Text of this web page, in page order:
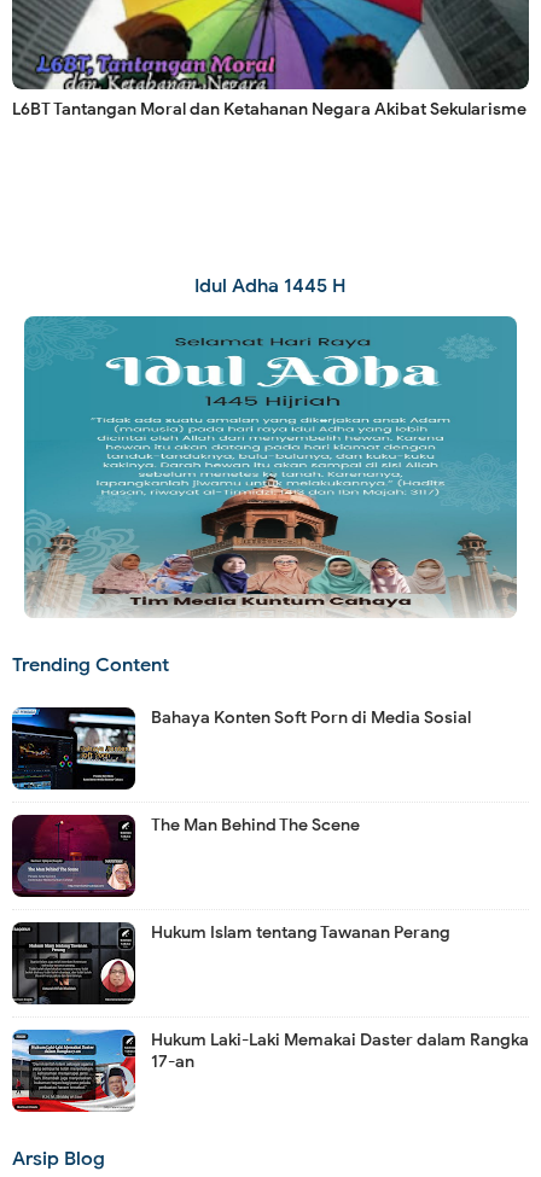
L6BT Tantangan Moral dan Ketahanan Negara Akibat Sekularisme
Idul Adha 1445 H
Trending Content
Bahaya Konten Soft Porn di Media Sosial
The Man Behind The Scene
Hukum Islam tentang Tawanan Perang
Hukum Laki-Laki Memakai Daster dalam Rangka
17-an
Arsip Blog